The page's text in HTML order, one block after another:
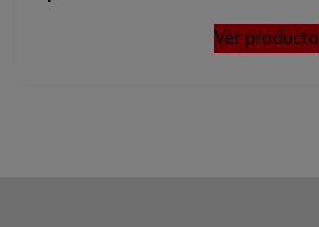
Ver producto